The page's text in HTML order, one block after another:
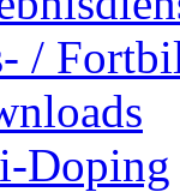
/
Doping